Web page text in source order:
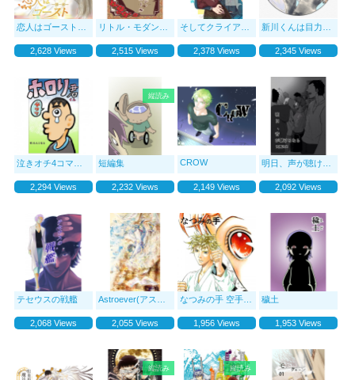
恋人はゴーストー第一章ー
2,628 Views
リトル・モダン・ガール
2,515 Views
そしてクライアントに恋をした
2,378 Views
新川くんは目力と◯◯
2,345 Views
泣きオチ4コマ ホロリ君
2,294 Views
短編集
縦読み
2,232 Views
CROW
2,149 Views
明日、声が聴けるなら
2,092 Views
テセウスの戦艦
2,068 Views
Astroever(アストロエヴァー)
2,055 Views
なつみの手 空手女子のお稽古日記
1,956 Views
穢土
1,953 Views
縦読み 縦読み